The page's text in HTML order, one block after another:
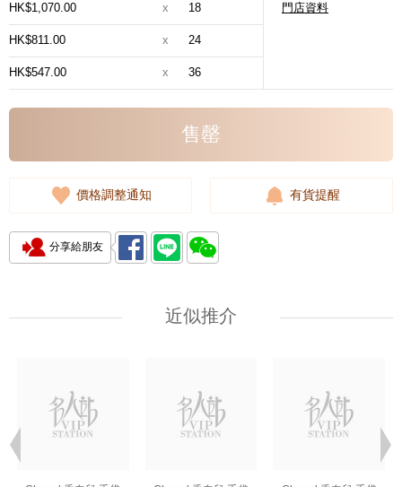
門店資料
HK$1,070.00 x 18
HK$811.00 x 24
HK$547.00 x 36
售罄
價格調整通知 有貨提醒
分享給朋友
近似推介